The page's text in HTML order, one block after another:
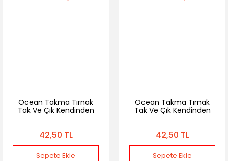
Ocean Takma Tırnak
Tak Ve Çık Kendinden
42,50 TL
Sepete Ekle
Ocean Takma Tırnak
Tak Ve Çık Kendinden
42,50 TL
Sepete Ekle